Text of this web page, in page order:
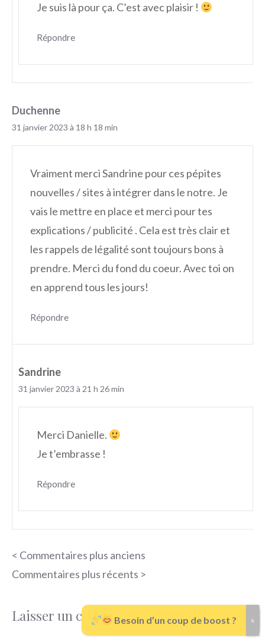
Je suis là pour ça. C’est avec plaisir !
Répondre
Duchenne
31 janvier 2023 à 18 h 18 min
Vraiment merci Sandrine pour ces pépites
nouvelles / sites à intégrer dans le notre. Je
vais le mettre en place et merci pour tes
explications / publicité . Cela est très clair et
les rappels de légalité sont toujours bons à
prendre. Merci du fond du coeur. Avec toi on
en apprend tous les jours!
Répondre
Sandrine
31 janvier 2023 à 21 h 26 min
Merci Danielle.
Je t’embrasse !
Répondre
Navigation
des
< Commentaires plus anciens
Commentaires plus récents >
Laisser un commentaireBesoin d’un coup de boost ?